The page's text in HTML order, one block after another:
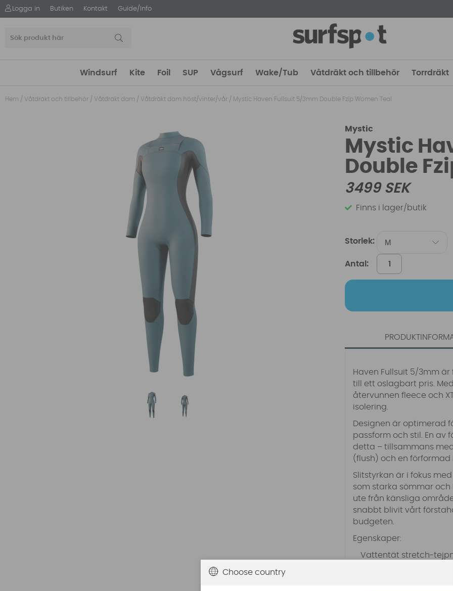
Logga in Butiken Kontakt Guide/Info
Windsurf Kite Foil SUP Vågsurf Wake/Tub Våtdräkt och tillbehör Torrdräkt
Hem / Våtdräkt och tillbehör / Våtdräkt dam / Våtdräkt dam höst/vinter/vår / Mystic Haven Fullsuit 5/3mm Double Fzip Women Teal
Mystic
Mystic
Double
3499SEK
Finns i lager/butik
Storlek:
Antal:
Haven Fullsuit 5/3mm
till ett oslagbart pris.
återvunnen fleece och
isolering.
Designen är optimerad
passform och stil. En av
detta – tillsammans
(flush) och en förformad
Slitstyrkan är i fokus
som starka sömmar
ute från känsliga
snabbt blivit vårt
budgeten.
Egenskaper:
Vattentät stretch-
GBS (limmade och
Choose country